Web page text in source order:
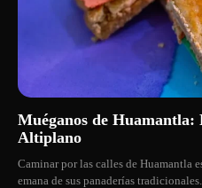
Muéganos de
Altiplano
Caminar por las calles de Huamantla
emana de sus panaderías